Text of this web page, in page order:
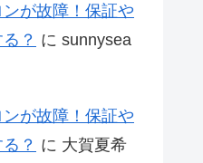
が故障！保証や
？ に sunnysea
が故障！保証や
？ に 大賀夏希